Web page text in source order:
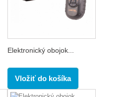
Elektronický obojok...
Vložiť do košíka